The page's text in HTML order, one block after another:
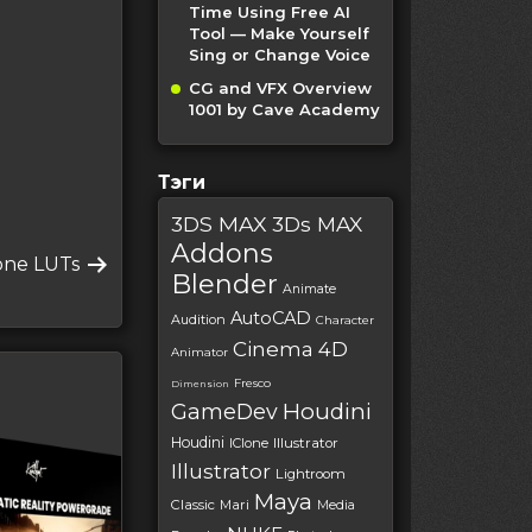
LUTs
Time Using Free AI
Tool — Make Yourself
Sing or Change Voice
CG and VFX Overview
1001 by Cave Academy
Тэги
3DS MAX 3Ds MAX
Addons
Blender Animate
Audition AutoCAD Character
Animator Cinema 4D
Dimension Fresco
GameDev Houdini
Houdini IClone Illustrator
Illustrator Lightroom
Classic Mari Maya
Media